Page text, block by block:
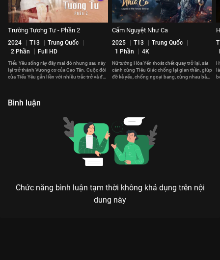
Trường Tương Tư - Phần 2
2024 T13
Trung Quốc
2 Phần
Full HD
Tiểu Yêu sống rày đây mai đó nhưng sau này
lại trở thành Vương cơ của Cao Tân. Cuộc đời
của Tiểu Yêu gắn liền với nhiều trắc trở và đau
Cẩm Nguyệt Như Ca
2025 T13
Trung Quốc
1 Phần
4K
Nữ tướng Hòa Yến thoát chết quay trở lại, sát
cánh cùng Tiêu Giác chống lại gian thần, giúp
đỡ kẻ yếu, chống ngoại bang, cùng nhau bảo
Bình luận
Chức năng bình luận tạm thời không khả dụng trên nội
dung này